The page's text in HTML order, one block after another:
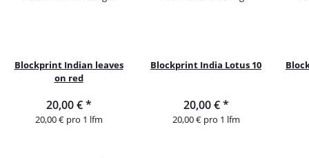
Blockprint Indian leaves
on red
20,00 €*
20,00 € pro 1 lfm
Blockprint India Lotus 10
20,00 €*
20,00 € pro 1 lfm